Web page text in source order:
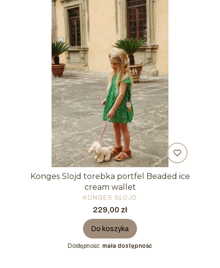
Konges Slojd torebka portfel Beaded ice
cream wallet
PRODUCENT
KONGES SLOJD
Cena
229,00 zł
Do koszyka
Dostępność: mała dostępność